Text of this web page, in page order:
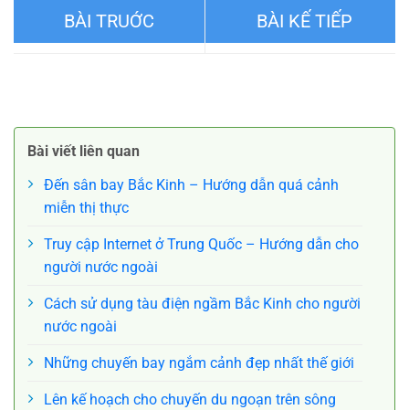
Bài viết liên quan
Đến sân bay Bắc Kinh – Hướng dẫn quá cảnh
miễn thị thực
Truy cập Internet ở Trung Quốc – Hướng dẫn cho
người nước ngoài
Cách sử dụng tàu điện ngầm Bắc Kinh cho người
nước ngoài
Những chuyến bay ngắm cảnh đẹp nhất thế giới
Lên kế hoạch cho chuyến du ngoạn trên sông